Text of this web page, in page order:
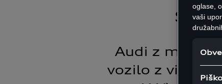
Audi z
vozilo z
oglase,
vaši